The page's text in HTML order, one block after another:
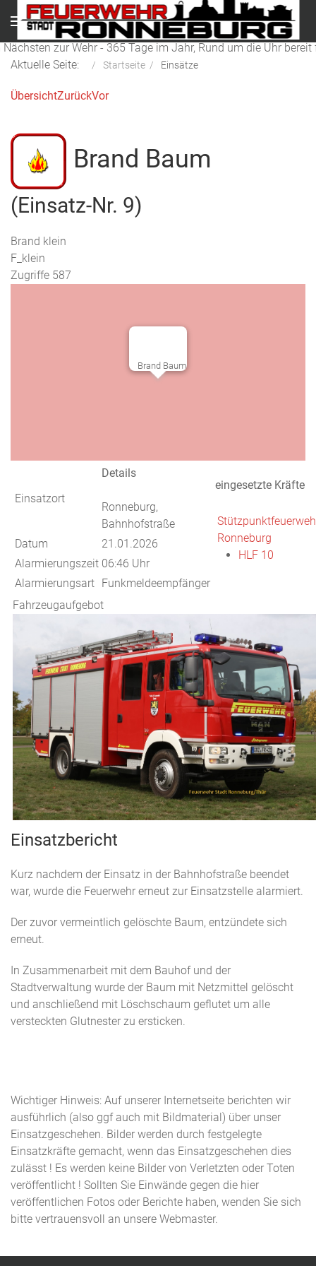
Menu
Nächsten zur Wehr - 365 Tage im Jahr, Rund um die Uhr bereit
Aktuelle Seite:
Startseite Einsätze
ÜbersichtZurückVor
Brand Baum
(Einsatz-Nr. 9)
Brand klein
F_klein
Zugriffe 587
Brand Baum
Einsatzort
Details
Ronneburg,
Bahnhofstraße
Datum
21.01.2026
Alarmierungszeit 06:46 Uhr
Alarmierungsart Funkmeldeempfänger
eingesetzte Kräfte
Ronneburg
HLF 10
Fahrzeugaufgebot
Einsatzbericht
Kurz nachdem der Einsatz in der Bahnhofstraße beendet
war, wurde die Feuerwehr erneut zur Einsatzstelle alarmiert.
Der zuvor vermeintlich gelöschte Baum, entzündete sich
erneut.
In Zusammenarbeit mit dem Bauhof und der
Stadtverwaltung wurde der Baum mit Netzmittel gelöscht
und anschließend mit Löschschaum geflutet um alle
versteckten Glutnester zu ersticken.
Wichtiger Hinweis: Auf unserer Internetseite berichten wir
ausführlich (also ggf auch mit Bildmaterial) über unser
Einsatzgeschehen. Bilder werden durch festgelegte
Einsatzkräfte gemacht, wenn das Einsatzgeschehen dies
zulässt ! Es werden keine Bilder von Verletzten oder Toten
veröffentlicht ! Sollten Sie Einwände gegen die hier
veröffentlichen Fotos oder Berichte haben, wenden Sie sich
bitte vertrauensvoll an unsere Webmaster.